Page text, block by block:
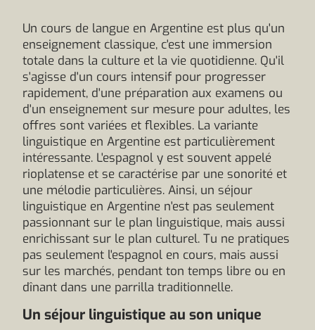
Un cours de langue en Argentine est plus qu'un
enseignement classique, c'est une immersion
totale dans la culture et la vie quotidienne. Qu'il
s'agisse d'un cours intensif pour progresser
rapidement, d'une préparation aux examens ou
d'un enseignement sur mesure pour adultes, les
offres sont variées et flexibles. La variante
linguistique en Argentine est particulièrement
intéressante. L'espagnol y est souvent appelé
rioplatense et se caractérise par une sonorité et
une mélodie particulières. Ainsi, un séjour
linguistique en Argentine n'est pas seulement
passionnant sur le plan linguistique, mais aussi
enrichissant sur le plan culturel. Tu ne pratiques
pas seulement l'espagnol en cours, mais aussi
sur les marchés, pendant ton temps libre ou en
dînant dans une parrilla traditionnelle.
Un séjour linguistique au son unique